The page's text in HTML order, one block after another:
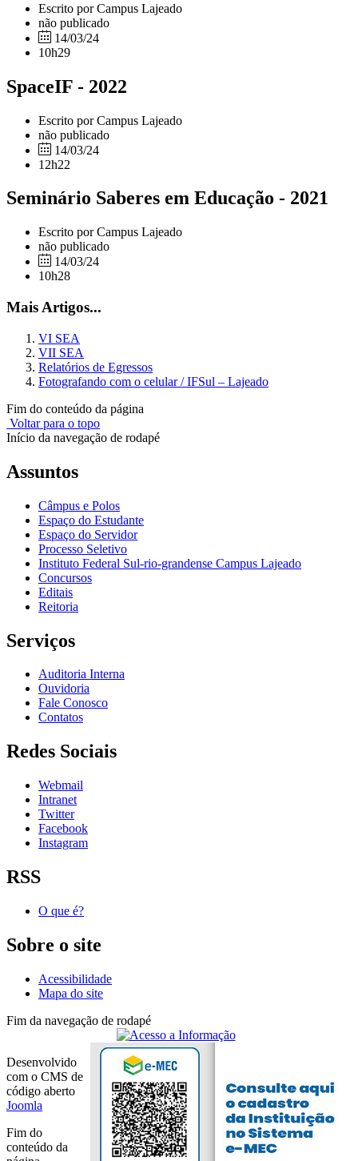
Escrito por Campus Lajeado
não publicado
14/03/24
10h29
SpaceIF - 2022
Escrito por Campus Lajeado
não publicado
14/03/24
12h22
Seminário Saberes em Educação - 2021
Escrito por Campus Lajeado
não publicado
14/03/24
10h28
Mais Artigos...
VI SEA
VII SEA
Relatórios de Egressos
Fotografando com o celular / IFSul – Lajeado
Fim do conteúdo da página
Voltar para o topo
Início da navegação de rodapé
Assuntos
Câmpus e Polos
Espaço do Estudante
Espaço do Servidor
Processo Seletivo
Instituto Federal Sul-rio-grandense Campus Lajeado
Concursos
Editais
Reitoria
Serviços
Auditoria Interna
Ouvidoria
Fale Conosco
Contatos
Redes Sociais
Webmail
Intranet
Twitter
Facebook
Instagram
RSS
O que é?
Sobre o site
Acessibilidade
Mapa do site
Fim da navegação de rodapé
Desenvolvido
com o CMS de
código aberto
Joomla
Fim do
conteúdo da